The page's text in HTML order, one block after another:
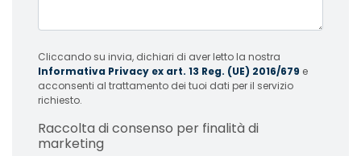
Cliccando su invia, dichiari di aver letto la nostra
Informativa Privacy ex art. 13 Reg. (UE) 2016/679 e
acconsenti al trattamento dei tuoi dati per il servizio
richiesto.
Raccolta di consenso per finalità di
marketing